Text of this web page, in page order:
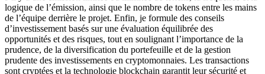
logique de l’émission, ainsi que le nombre de tokens entre les mains
de l’équipe derrière le projet. Enfin, je formule des conseils
d’investissement basés sur une évaluation équilibrée des
opportunités et des risques, tout en soulignant l’importance de la
prudence, de la diversification du portefeuille et de la gestion
prudente des investissements en cryptomonnaies. Les transactions
sont cryptées et la technologie blockchain garantit leur sécurité et